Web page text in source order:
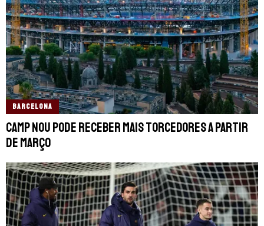
BARCELONA
Camp Nou pode receber mais torcedores a partir
de março